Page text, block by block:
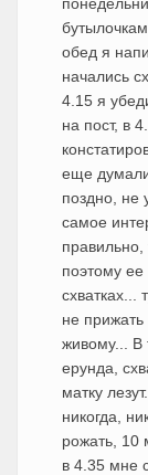
обед я
начались
4.15 я
на пост, в
еще
поздно, не
самое
правильно,
поэтому
схватках...
не прижать
живому... В
ерунда,
матку
никогда,
рожать, 10
в 4.35 мне